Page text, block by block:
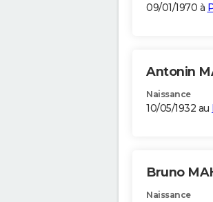
09/01/1970 à
Antonin
Naissance
10/05/1932 au
Bruno
Naissance